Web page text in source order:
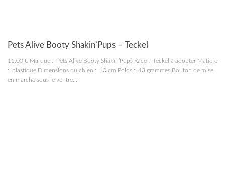
Pets Alive Booty Shakin’Pups – Teckel
11,00 € Marque : Pets Alive Booty Shakin’Pups Race : Teckel à adopter Matière
: plastique Dimensions du chien : 10 cm Poids : 43 grammes Bouton de mise
en marche sous le ventre...